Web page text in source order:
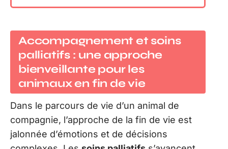
Accompagnement et soins
palliatifs : une approche
bienveillante pour les
animaux en fin de vie
Dans le parcours de vie d’un animal de
compagnie, l’approche de la fin de vie est
jalonnée d’émotions et de décisions